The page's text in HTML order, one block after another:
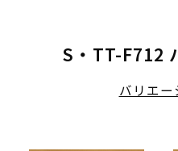
S・TT-F712
バリエ